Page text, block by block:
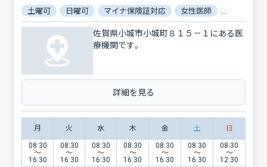
土曜可 日曜可 マイナ保険証対応 女性医師
佐賀県小城市小城町８１５－１にある医
療機関です。
詳細を見る
月 火 水 木 金 土 日
08:30
〜
16:30
08:30
〜
16:30
08:30
〜
16:30
08:30
〜
16:30
08:30
〜
16:30
08:30
〜
16:30
08:30
〜
12:30